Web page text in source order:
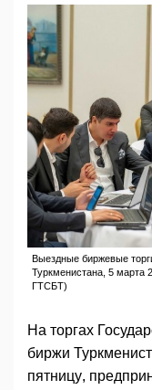
Выездные биржевые
Туркменистана, 5 марта
ГТСБТ)
На торгах
биржи
пятницу,